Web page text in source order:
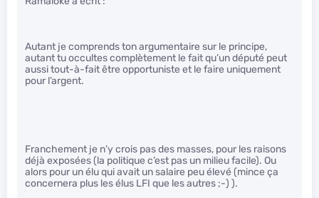
Autant je comprends ton argumentaire sur le principe,
autant tu occultes complètement le fait qu’un député peut
aussi tout-à-fait être opportuniste et le faire uniquement
pour l’argent.
Franchement je n’y crois pas des masses, pour les raisons
déjà exposées (la politique c’est pas un milieu facile). Ou
alors pour un élu qui avait un salaire peu élevé (mince ça
concernera plus les élus LFI que les autres ;-) ).